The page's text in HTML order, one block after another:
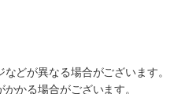
どが異なる場合がございます。
かる場合がございます。